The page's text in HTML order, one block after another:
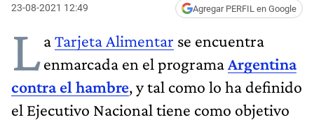
23-08-2021 12:49 Agregar PERFIL en Google
LaTarjeta Alimentar se encuentra
enmarcada en el programaArgentina
contra el hambre, y tal como lo ha definido
el Ejecutivo Nacional tiene como objetivo